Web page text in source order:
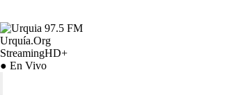
Urquía.Org
StreamingHD+
● En Vivo